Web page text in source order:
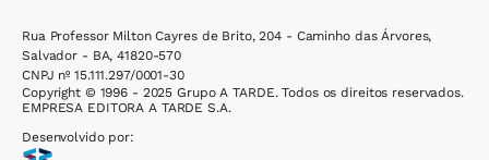
Rua Professor Milton Cayres de Brito, 204 - Caminho das Árvores,
Salvador - BA, 41820-570
CNPJ nº 15.111.297/0001-30
Copyright © 1996 - 2025 Grupo A TARDE. Todos os direitos reservados.
EMPRESA EDITORA A TARDE S.A.
Desenvolvido por: